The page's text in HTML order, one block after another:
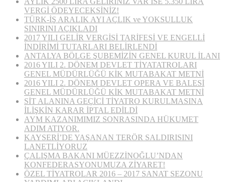
VERGİ ÖDEYECEKSİNİZ!
TÜRK-İŞ ARALIK AYI AÇLIK ve YOKSULLUK
SINIRINI AÇIKLADI
2017 YILI GELİR VERGİSİ TARİFESİ VE ENGELLİ
İNDİRİMİ TUTARLARI BELİRLENDİ
ANTALYA BÖLGE ŞUBEMİZİN GENEL KURUL İLANI
2016 YILI 2. DÖNEM DEVLET TİYATATROLARI
GENEL MÜDÜRLÜĞÜ KİK MUTABAKAT METNİ
2016 YILI 2. DÖNEM DEVLET OPERA VE BALESİ
GENEL MÜDÜRLÜĞÜ KİK MUTABAKAT METNİ
SİT ALANINA GEÇİCİ TİYATRO KURULMASINA
İLİŞKİN KARAR İPTAL EDİLDİ
AYM KAZANIMIMIZ SONRASINDA HÜKUMET
ADIM ATIYOR.
KAYSERİ’DE YAŞANAN TERÖR SALDIRISINI
LANETLİYORUZ
ÇALIŞMA BAKANI MÜEZZİNOĞLU’NDAN
KONFEDERASYONUMUZA ZİYARET!
ÖZEL TİYATROLAR 2016 – 2017 SANAT SEZONU